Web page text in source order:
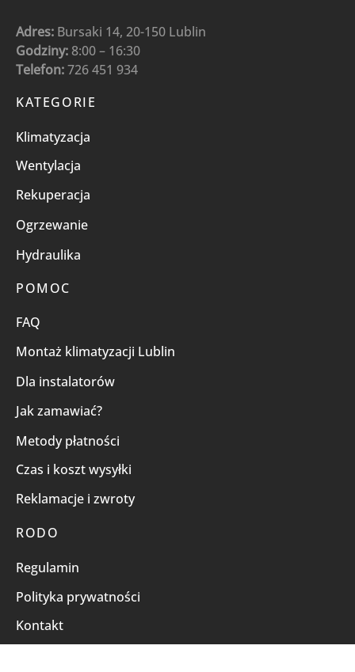
Adres: Bursaki 14, 20-150 Lublin
Godziny: 8:00 – 16:30
Telefon:726 451 934
KATEGORIE
Klimatyzacja
Wentylacja
Rekuperacja
Ogrzewanie
Hydraulika
POMOC
FAQ
Montaż klimatyzacji Lublin
Dla instalatorów
Jak zamawiać?
Metody płatności
Czas i koszt wysyłki
Reklamacje i zwroty
RODO
Regulamin
Polityka prywatności
Kontakt